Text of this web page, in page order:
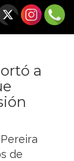
a
de